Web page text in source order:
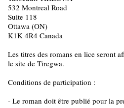
532 Montreal Road
Suite 118
Ottawa (ON)
K1K 4R4 Canada
Les titres des romans en lice seront
le site de Tiregwa.
Conditions de participation :
- Le roman doit être publié pour la